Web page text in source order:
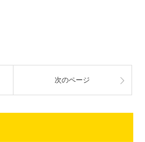
次のページ